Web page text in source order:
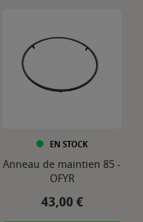
EN STOCK
Anneau de maintien 85 -
OFYR
Prix
43,00 €